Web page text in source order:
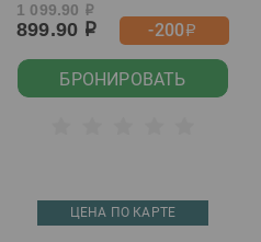
1 099.90 р
899.90 р -200р
БРОНИРОВАТЬ
ЦЕНА ПО КАРТЕ